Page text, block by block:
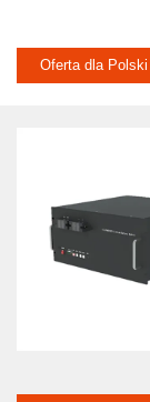
Oferta dla Polski